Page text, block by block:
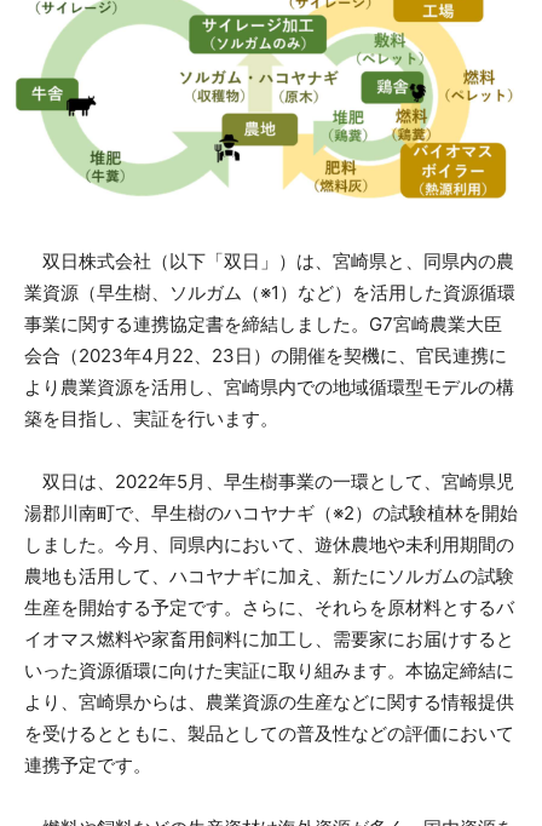
双日株式会社（以下「双日」）は、宮崎県と、同県内の農
業資源（早生樹、ソルガム（※1）など）を活用した資源循環
事業に関する連携協定書を締結しました。G7宮崎農業大臣
会合（2023年4月22、23日）の開催を契機に、官民連携に
より農業資源を活用し、宮崎県内での地域循環型モデルの構
築を目指し、実証を行います。
双日は、2022年5月、早生樹事業の一環として、宮崎県児
湯郡川南町で、早生樹のハコヤナギ（※2）の試験植林を開始
しました。今月、同県内において、遊休農地や未利用期間の
農地も活用して、ハコヤナギに加え、新たにソルガムの試験
生産を開始する予定です。さらに、それらを原材料とするバ
イオマス燃料や家畜用飼料に加工し、需要家にお届けすると
いった資源循環に向けた実証に取り組みます。本協定締結に
より、宮崎県からは、農業資源の生産などに関する情報提供
を受けるとともに、製品としての普及性などの評価において
連携予定です。